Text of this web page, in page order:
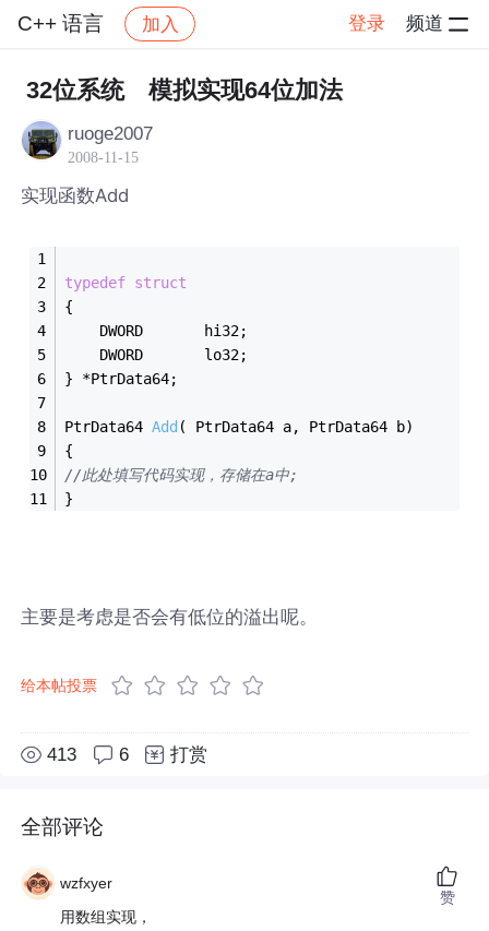
C++ 语言 加入 登录 频道
社区 C++ 语言 帖子详情
32位系统 模拟实现64位加法
ruoge2007
2008-11-15
实现函数Add
typedef struct
{
	DWORD		hi32;
	DWORD		lo32;
} *PtrData64;
PtrData64 Add ( PtrData64 a, PtrData64 b)
{
//此处填写代码实现，存储在a中;
}
主要是考虑是否会有低位的溢出呢。
给本帖投票
413 6 打赏
全部评论
wzfxyer
用数组实现，
赞